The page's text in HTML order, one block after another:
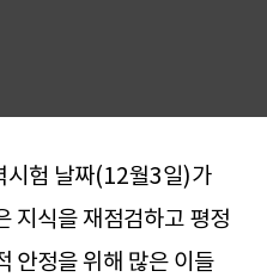
시험 날짜(12월3일)가
지식을 재점검하고 평정
안정을 위해 많은 이들